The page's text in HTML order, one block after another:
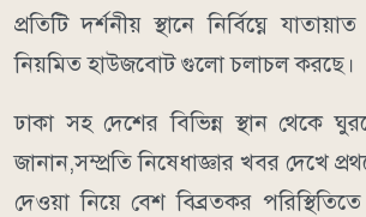
প্রতিটি দর্শনীয় স্থানে নির্বিঘ্নে
নিয়মিত হাউজবোট গুলো চলাচল করছে।
​ঢাকা সহ দেশের বিভিন্ন স্থান থেকে
জানান,সম্প্রতি নিষেধাজ্ঞার খবর দেখে
দেওয়া নিয়ে বেশ বিব্রতকর